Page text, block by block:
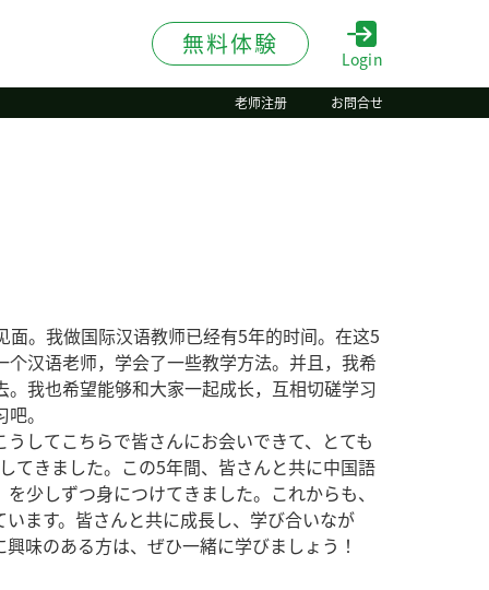
無料体験
Login
老师注册 お問合せ
面。我做国际汉语教师已经有5年的时间。在这5
汉语老师，学会了一些教学方法。并且，我希
我也希望能够和大家一起成长，互相切磋学习
。
してこちらで皆さんにお会いできて、とても
てきました。この5年間、皆さんと共に中国語
少しずつ身につけてきました。これからも、
ます。皆さんと共に成長し、学び合いなが
味のある方は、ぜひ一緒に学びましょう！